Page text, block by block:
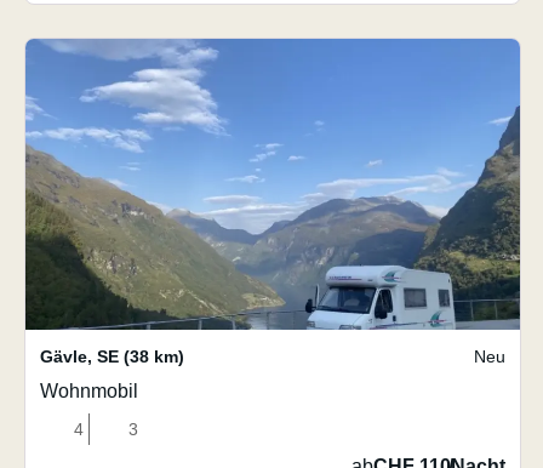
Gävle, SE (38 km) Neu
Wohnmobil
4 3